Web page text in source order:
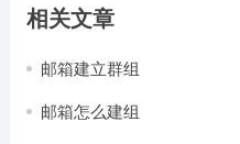
相关文章
邮箱建立群组
邮箱怎么建组